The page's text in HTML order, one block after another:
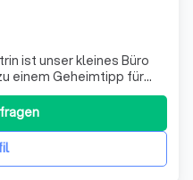
ist unser kleines Büro
einem Geheimtipp für
Beratung